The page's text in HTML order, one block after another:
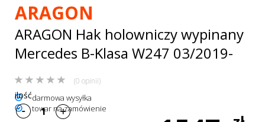
dachowe
AKCESORIA
SPORTOWE
Turystyka
Przyczepy
ARAGON
ARAGON Hak holowniczy wypinany
Mercedes B-Klasa W247 03/2019-
(0 opinii)
darmowa wysyłka
towar na zamówienie
ilość